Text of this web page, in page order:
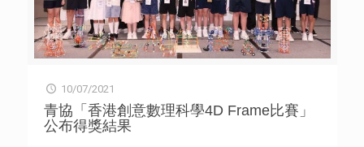
10/07/2021
青協「香港創意數理科學4D Frame比賽」
公布得獎結果